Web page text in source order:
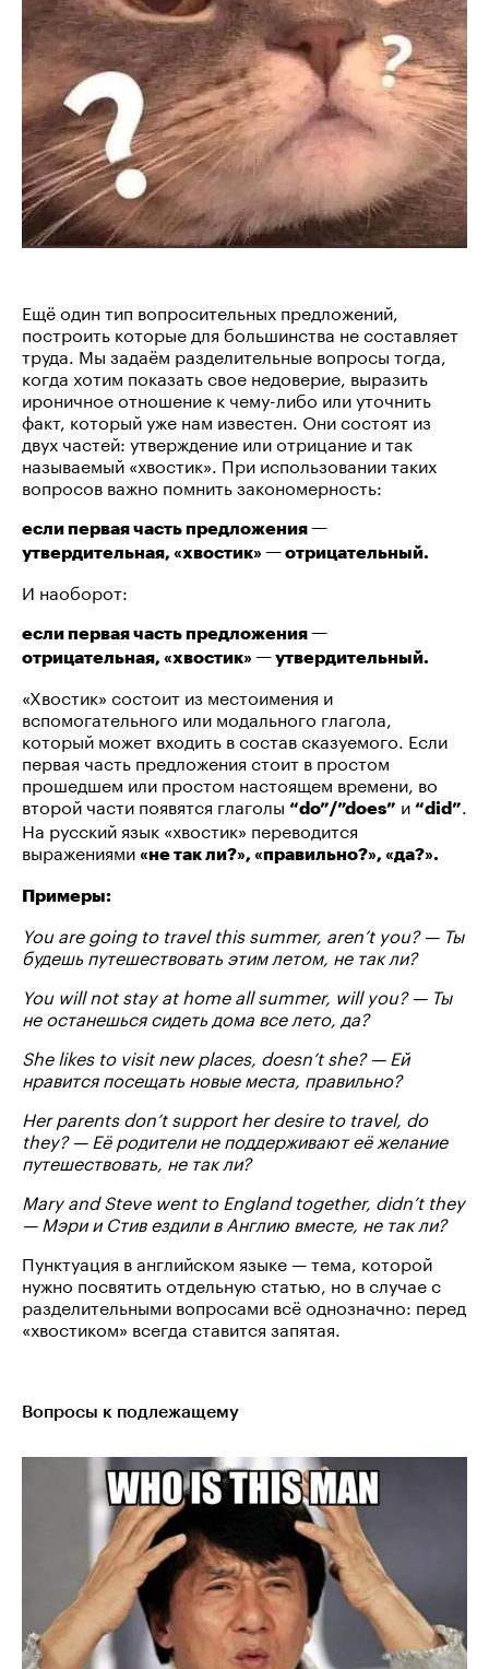
Ещё один тип вопросительных предложений,
построить которые для большинства не составляет
труда. Мы задаём разделительные вопросы тогда,
когда хотим показать свое недоверие, выразить
ироничное отношение к чему-либо или уточнить
факт, который уже нам известен. Они состоят из
двух частей: утверждение или отрицание и так
называемый «хвостик». При использовании таких
вопросов важно помнить закономерность:
если первая часть предложения —
утвердительная, «хвостик» — отрицательный.
И наоборот:
если первая часть предложения —
отрицательная, «хвостик» — утвердительный.
«Хвостик» состоит из местоимения и
вспомогательного или модального глагола,
который может входить в состав сказуемого. Если
первая часть предложения стоит в простом
прошедшем или простом настоящем времени, во
второй части появятся глаголы “do”/”does” и “did”
На русский язык «хвостик» переводится
выражениями «не так ли?», «правильно?», «да?».
Примеры:
You are going to travel this summer, aren’t you? — Ты
будешь путешествовать этим летом, не так ли?
You will not stay at home all summer, will you? — Ты
не останешься сидеть дома все лето, да?
She likes to visit new places, doesn’t she? — Ей
нравится посещать новые места, правильно?
Her parents don’t support her desire to travel, do
they? — Её родители не поддерживают её желание
путешествовать, не так ли?
Mary and Steve went to England together, didn’t they
— Мэри и Стив ездили в Англию вместе, не так ли?
Пунктуация в английском языке — тема, которой
нужно посвятить отдельную статью, но в случае с
разделительными вопросами всё однозначно: перед
«хвостиком» всегда ставится запятая.
Вопросы к подлежащему